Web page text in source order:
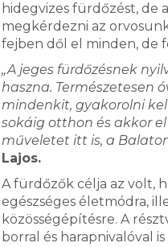
hidegvizes fürdőzést, de
megkérdezni az
fejben dől el minden, de
„A jeges fürdőzésnek
haszna. Természetesen
mindenkit, gyakorolni
sokáig otthon és akkor
műveletet itt is, a
Lajos.
A fürdőzők célja az volt,
egészséges életmódra,
közösségépítésre. A
borral és harapnivalóval